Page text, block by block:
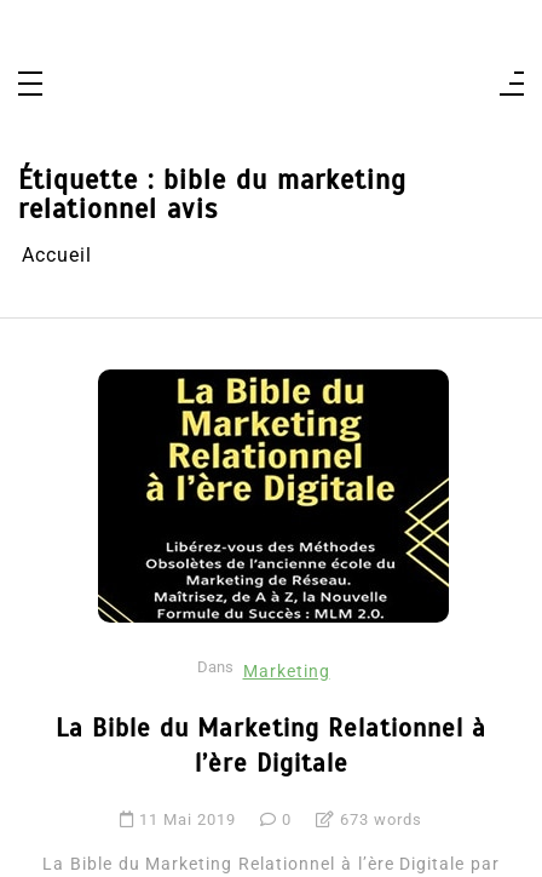
Étiquette : bible du marketing
relationnel avis
Accueil
Dans Marketing
La Bible du Marketing Relationnel à
l’ère Digitale
11 Mai 2019 0 673 words
La Bible du Marketing Relationnel à l’ère Digitale par